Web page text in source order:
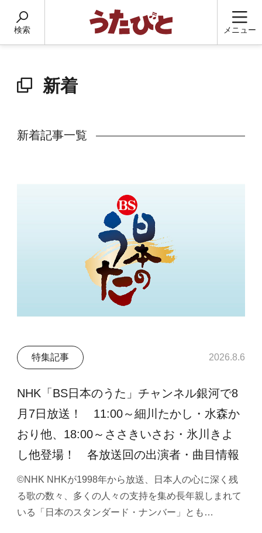
検索 メニュー
新着
新着記事一覧
特集記事 2026.8.6
NHK「BS日本のうた」チャンネル銀河で8
月7日放送！ 11:00～細川たかし・水森か
おり他、18:00～ささきいさお・氷川きよ
し他登場！ 各放送回の出演者・曲目情報
©NHK NHKが1998年から放送、日本人の心に深く残
る歌の数々、多くの人々の支持を集め長年親しまれて
いる「日本のスタンダード・ナンバー」とも…